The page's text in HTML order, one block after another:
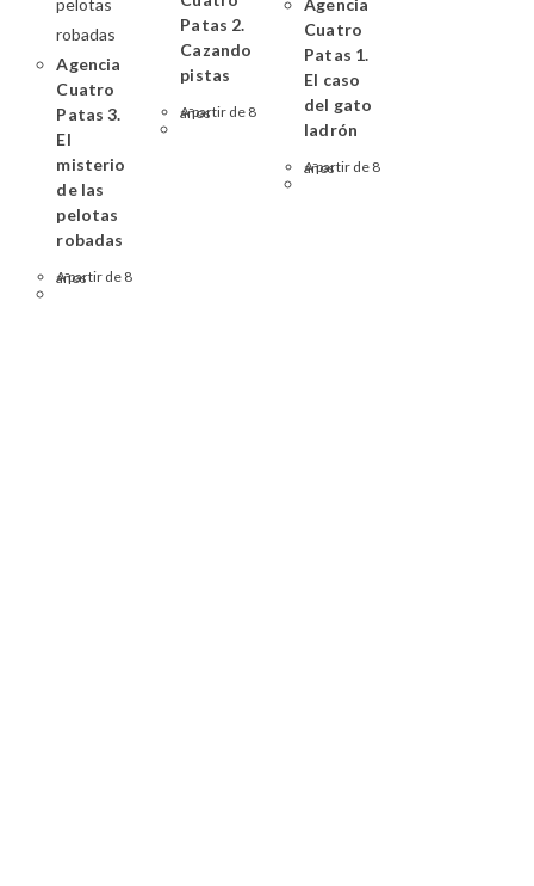
Agencia
Cuatro
Patas 3.
El
misterio
de las
pelotas
robadas
A partir de 8 años
Patas 2.
Cazando
pistas
A partir de 8 años
Agencia
Cuatro
Patas 1.
El caso
del gato
ladrón
A partir de 8 años